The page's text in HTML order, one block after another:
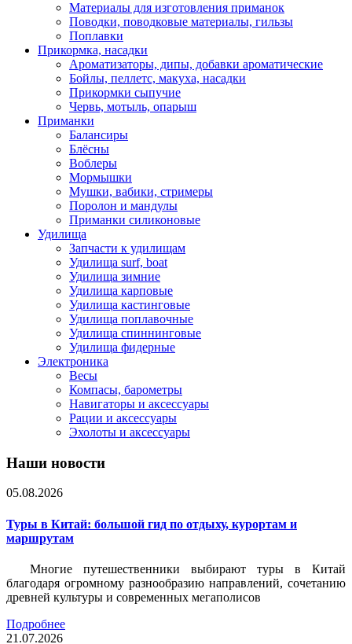
Материалы для изготовления приманок
Поводки, поводковые материалы, гильзы
Поплавки
Прикормка, насадки
Ароматизаторы, дипы, добавки ароматические
Бойлы, пеллетс, макуха, насадки
Прикормки сыпучие
Червь, мотыль, опарыш
Приманки
Балансиры
Блёсны
Воблеры
Мормышки
Мушки, вабики, стримеры
Поролон и мандулы
Приманки силиконовые
Удилища
Запчасти к удилищам
Удилища surf, boat
Удилища зимние
Удилища карповые
Удилища кастинговые
Удилища поплавочные
Удилища спиннинговые
Удилища фидерные
Электроника
Весы
Компасы, барометры
Навигаторы и аксессуары
Рации и аксессуары
Эхолоты и аксессуары
Наши новости
05.08.2026
Туры в Китай: большой гид по отдыху, курортам и
маршрутам
Многие путешественники выбирают туры в Китай
благодаря огромному разнообразию направлений, сочетанию
древней культуры и современных мегаполисов
Подробнее
21.07.2026